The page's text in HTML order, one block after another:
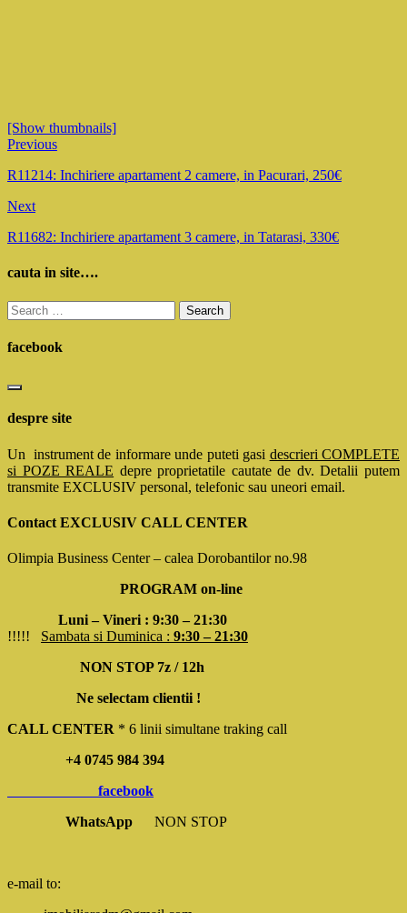
[Show thumbnails]
Previous
R11214: Inchiriere apartament 2 camere, in Pacurari, 250€
Next
R11682: Inchiriere apartament 3 camere, in Tatarasi, 330€
cauta in site….
Search
for:
facebook
despre site
Un instrument de informare unde puteti gasi descrieri COMPLETE
si POZE REALE depre proprietatile cautate de dv. Detalii putem
transmite EXCLUSIV personal, telefonic sau uneori email.
Contact EXCLUSIV CALL CENTER
Olimpia Business Center – calea Dorobantilor no.98
PROGRAM on-line
Luni – Vineri : 9:30 – 21:30
!!!!! Sambata si Duminica : 9:30 – 21:30
NON STOP 7z / 12h
Ne selectam clientii !
CALL CENTER * 6 linii simultane traking call
+4 0745 984 394
facebook
WhatsApp
NON STOP
e-mail to: